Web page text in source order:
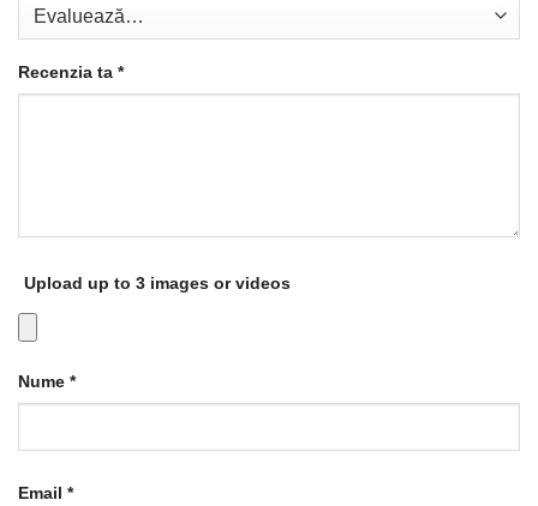
Recenzia ta *
Upload up to 3 images or videos
Nume *
Email *